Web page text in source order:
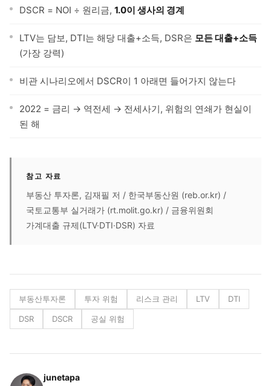
DSCR = NOI ÷ 원리금, 1.0이 생사의 경계
LTV는 담보, DTI는 해당 대출+소득, DSR은 모든 대출+소득
(가장 강력)
비관 시나리오에서 DSCR이 1 아래면 들어가지 않는다
2022 = 금리 → 역전세 → 전세사기, 위험의 연쇄가 현실이
된 해
참고 자료
부동산 투자론, 김재필 저 / 한국부동산원 (reb.or.kr) /
국토교통부 실거래가 (rt.molit.go.kr) / 금융위원회
가계대출 규제(LTV·DTI·DSR) 자료
부동산투자론 투자 위험 리스크 관리 LTV DTI
DSR DSCR 공실 위험
junetapa